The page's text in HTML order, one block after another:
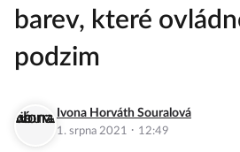
barev, které
podzim
Ivona Horváth Souralová
1. srpna 2021 · 12:49